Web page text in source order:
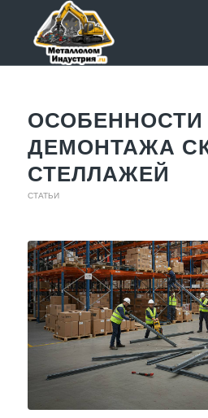
ОСОБЕННОСТИ
ДЕМОНТАЖА
СТЕЛЛАЖЕЙ
СТАТЬИ